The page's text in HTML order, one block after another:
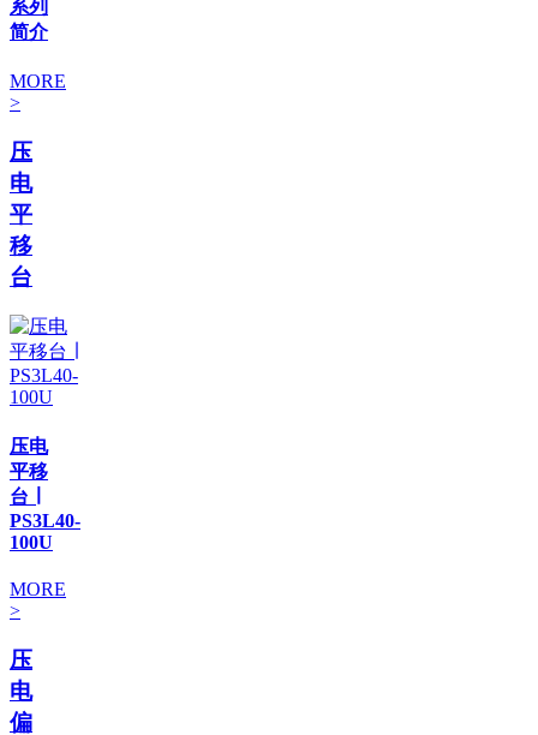
系列
简介
MORE
>
压
电
平
移
台
压电
平移
台 ∣
PS3L40-
100U
MORE
>
压
电
偏